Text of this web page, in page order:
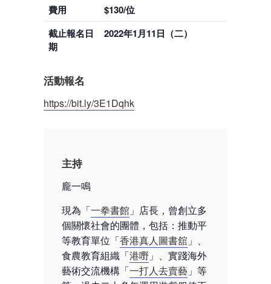
費用
$130/位
截止報名日
期
2022年1月11日（二）
活動報名
https://bit.ly/3E1Dqhk
主持
龐一鳴
現為「一拳書館 」店長，曾創立多
個關懷社會的團體，包括：推動平
等教育單位「香港真人圖書舘 」、
食農教育組織「港嘢 」、實踐海外
藝術交流機構「一打人去賣藝 」等